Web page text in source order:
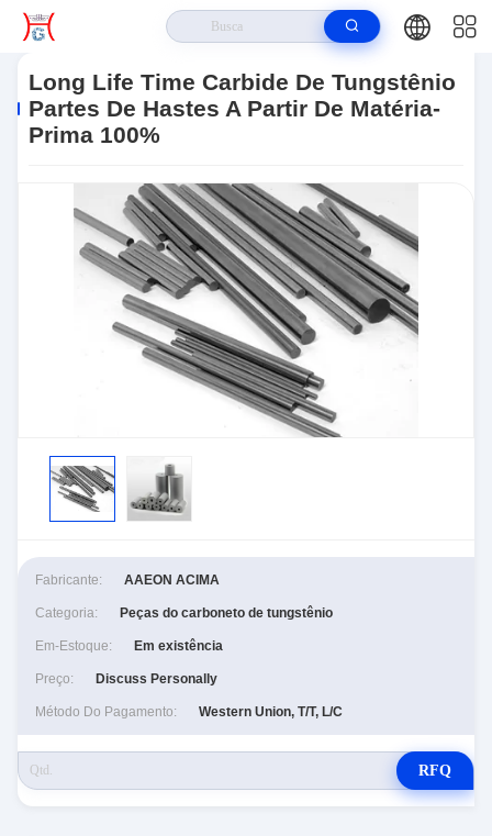
Time Carbide De Tungstênio Partes De Hastes A Partir De Matéria-Prima
100%
Long Life Time Carbide De Tungstênio
Partes De Hastes A Partir De Matéria-
Prima 100%
Fabricante: AAEON ACIMA
Categoria: Peças do carboneto de tungstênio
Em-Estoque: Em existência
Preço: Discuss Personally
Método Do Pagamento: Western Union, T/T, L/C
RFQ